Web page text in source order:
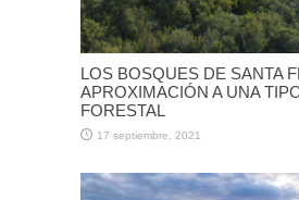
LOS BOSQUES DE SANTA
APROXIMACIÓN A UNA
FORESTAL
17 septiembre, 2021